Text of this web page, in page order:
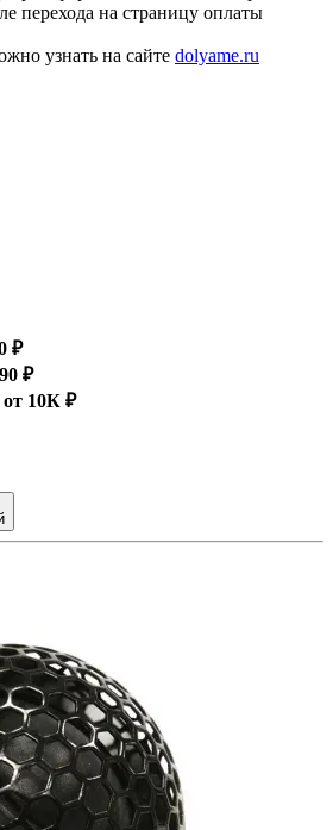
перехода на страницу оплаты
узнать на сайте dolyame.ru
₽
₽
от 10К ₽